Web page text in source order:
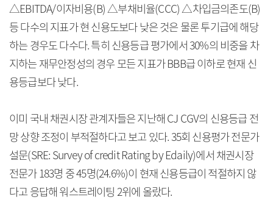
△EBITDA/이자비용(B) △부채비율(CCC) △차입금의존도(B)
등 다수의 지표가 현 신용도보다 낮은 것은 물론 투기급에 해당
하는 경우도 다수다. 특히 신용등급 평가에서 30%의 비중을 차
지하는 재무안정성의 경우 모든 지표가 BBB급 이하로 현재 신
용등급보다 낮다.
이미 국내 채권시장 관계자들은 지난해 CJ CGV의 신용등급 전
망 상향 조정이 부적절하다고 보고 있다. 35회 신용평가 전문가
설문(SRE: Survey of credit Rating by Edaily)에서 채권시장
전문가 183명 중 45명(24.6%)이 현재 신용등급이 적절하지 않
다고 응답해 워스트레이팅 2위에 올랐다.